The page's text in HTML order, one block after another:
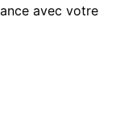
avec votre